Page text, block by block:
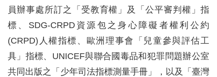
快
捷
鍵
員辦事處所訂之「受教育權」及「公平審判權」指
標、SDG-CRPD資源包之身心障礙者權利公約
(CRPD)人權指標、歐洲理事會「兒童參與評估工
具」指標、UNICEF與聯合國毒品和犯罪問題辦公室
共同出版之「少年司法指標測量手冊」，以及「臺灣